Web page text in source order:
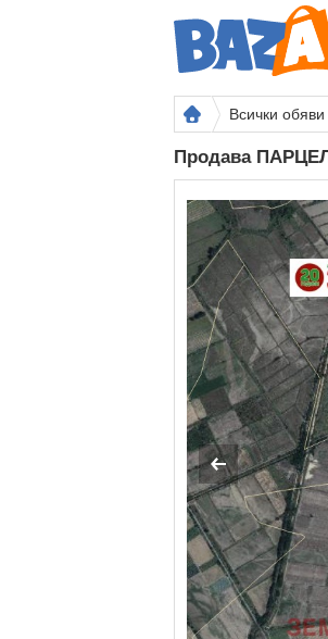
Всички обяви
Продава